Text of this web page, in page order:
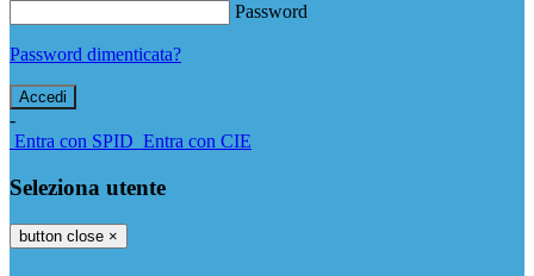
Password
Password dimenticata?
-
Entra con SPID Entra con CIE
Seleziona utente
button close ×